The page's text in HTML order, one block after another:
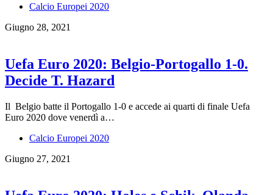
Calcio Europei 2020
Giugno 28, 2021
Uefa Euro 2020: Belgio-Portogallo 1-0.
Decide T. Hazard
Il Belgio batte il Portogallo 1-0 e accede ai quarti di finale Uefa
Euro 2020 dove venerdì a…
Calcio Europei 2020
Giugno 27, 2021